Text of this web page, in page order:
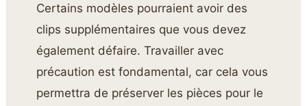
Certains modèles pourraient avoir des
clips supplémentaires que vous devez
également défaire. Travailler avec
précaution est fondamental, car cela vous
permettra de préserver les pièces pour le